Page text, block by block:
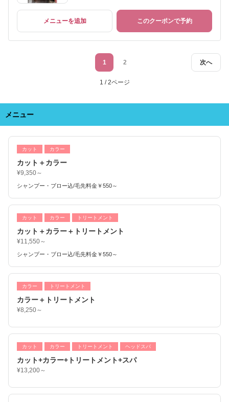
メニューを追加 このクーポンで予約
次へ
1 2
1 / 2ページ
メニュー
カット カラー
カット＋カラー
¥9,350～
シャンプー・ブロー込/毛先料金￥550～
カット カラー トリートメント
カット＋カラー＋トリートメント
¥11,550～
シャンプー・ブロー込/毛先料金￥550～
カラー トリートメント
カラー＋トリートメント
¥8,250～
カット カラー トリートメント ヘッドスパ
カット+カラー+トリートメント+スパ
¥13,200～